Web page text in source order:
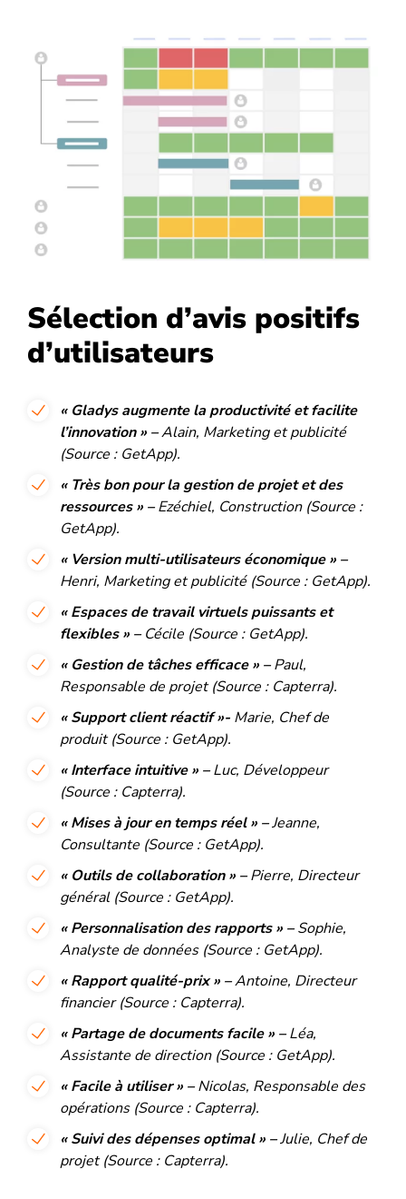
Sélection d’avis positifs
d’utilisateurs
« Gladys augmente la productivité et facilite
l’innovation » –Alain, Marketing et publicité
(Source : GetApp).
« Très bon pour la gestion de projet et des
ressources » –Ezéchiel, Construction (Source :
GetApp).
« Version multi-utilisateurs économique » –
Henri, Marketing et publicité (Source : GetApp).
« Espaces de travail virtuels puissants et
flexibles » –Cécile (Source : GetApp).
« Gestion de tâches efficace » –Paul,
Responsable de projet (Source : Capterra).
« Support client réactif »- Marie, Chef de
produit (Source : GetApp).
« Interface intuitive » –Luc, Développeur
(Source : Capterra).
« Mises à jour en temps réel » –Jeanne,
Consultante (Source : GetApp).
« Outils de collaboration » –Pierre, Directeur
général (Source : GetApp).
« Personnalisation des rapports » –Sophie,
Analyste de données (Source : GetApp).
« Rapport qualité-prix » –Antoine, Directeur
financier (Source : Capterra).
« Partage de documents facile » –Léa,
Assistante de direction (Source : GetApp).
« Facile à utiliser » –Nicolas, Responsable des
opérations (Source : Capterra).
« Suivi des dépenses optimal » –Julie, Chef de
projet (Source : Capterra).